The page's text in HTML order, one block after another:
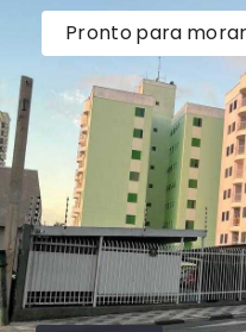
Pronto para morar